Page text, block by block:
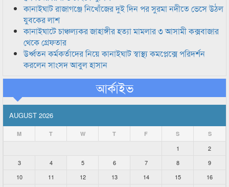
কানাইঘাট রাজাগঞ্জে নিখোঁজের দুই দিন পর সুরমা নদীতে ভেসে উঠল
যুবকের লাশ
কানাইঘাটে চাঞ্চল্যকর জাহাঙ্গীর হত্যা মামলার ৩ আসামী কক্সবাজার
থেকে গ্রেফতার
উর্ধ্বতন কর্মকর্তাদের নিয়ে কানাইঘাট স্বাস্থ্য কমপ্লেক্সে পরিদর্শন
করলেন সাংসদ আবুল হাসান
আর্কাইভ
AUGUST 2026
M T W T F S S
1
2
3
4 5 6 7 8
9
10
11 12 13 14 15 16